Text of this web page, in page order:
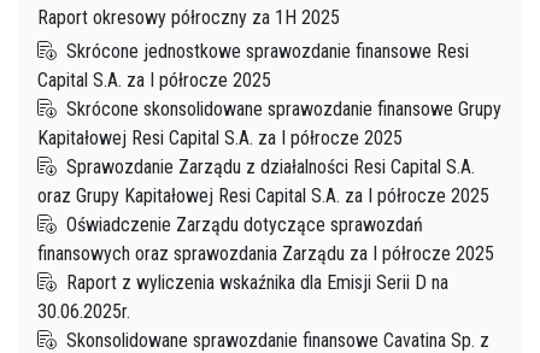
Raport okresowy półroczny za 1H 2025
Skrócone jednostkowe sprawozdanie finansowe Resi
Capital S.A. za I półrocze 2025
Skrócone skonsolidowane sprawozdanie finansowe Grupy
Kapitałowej Resi Capital S.A. za I półrocze 2025
Sprawozdanie Zarządu z działalności Resi Capital S.A.
oraz Grupy Kapitałowej Resi Capital S.A. za I półrocze 2025
Oświadczenie Zarządu dotyczące sprawozdań
finansowych oraz sprawozdania Zarządu za I półrocze 2025
Raport z wyliczenia wskaźnika dla Emisji Serii D na
30.06.2025r.
Skonsolidowane sprawozdanie finansowe Cavatina Sp. z